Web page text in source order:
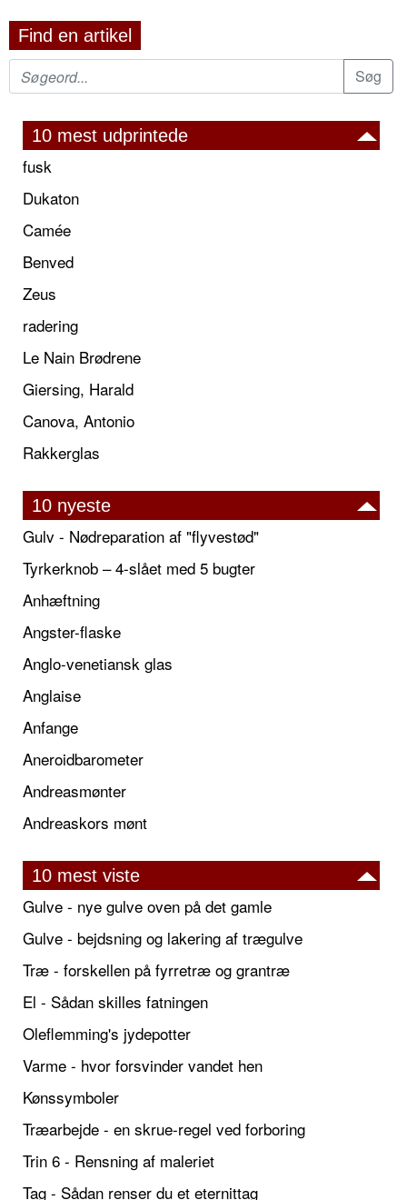
Find en artikel
10 mest udprintede
fusk
Dukaton
Camée
Benved
Zeus
radering
Le Nain Brødrene
Giersing, Harald
Canova, Antonio
Rakkerglas
10 nyeste
Gulv - Nødreparation af "flyvestød"
Tyrkerknob – 4-slået med 5 bugter
Anhæftning
Angster-flaske
Anglo-venetiansk glas
Anglaise
Anfange
Aneroidbarometer
Andreasmønter
Andreaskors mønt
10 mest viste
Gulve - nye gulve oven på det gamle
Gulve - bejdsning og lakering af trægulve
Træ - forskellen på fyrretræ og grantræ
El - Sådan skilles fatningen
Oleflemming's jydepotter
Varme - hvor forsvinder vandet hen
Kønssymboler
Træarbejde - en skrue-regel ved forboring
Trin 6 - Rensning af maleriet
Tag - Sådan renser du et eternittag